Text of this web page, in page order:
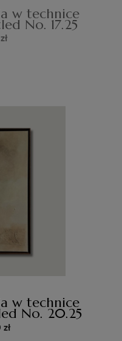
w technice
No. 17.25
w technice
No. 20.25